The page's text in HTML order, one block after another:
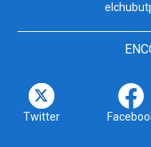
Twitter